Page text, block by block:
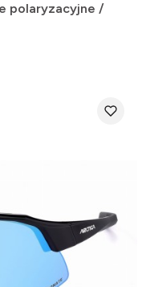
polaryzacyjne /